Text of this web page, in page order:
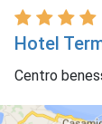
Hotel
Centro